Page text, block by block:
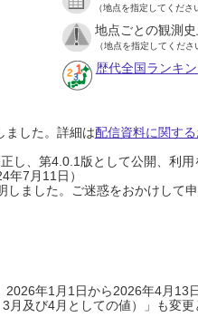
（地点を指定してくださ
地点ごとの観測
（地点を指定してくださ
歴代全国ランキ
ました。詳細は配信資料に関する
し、第4.0.1版として公開、利
年7月11日）
ました。ご迷惑をおかけして
年1月1日から2026年4月13
及び4月としての値）」も変更